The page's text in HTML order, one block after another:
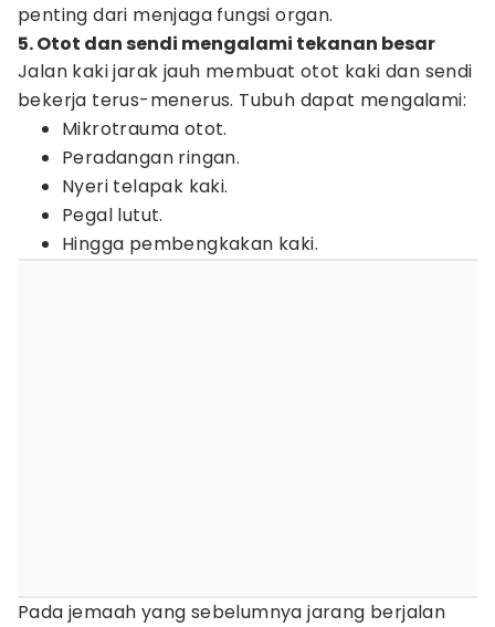
penting dari menjaga fungsi organ.
5. Otot dan sendi mengalami tekanan besar
Jalan kaki jarak jauh membuat otot kaki dan sendi
bekerja terus-menerus. Tubuh dapat mengalami:
Mikrotrauma otot.
Peradangan ringan.
Nyeri telapak kaki.
Pegal lutut.
Hingga pembengkakan kaki.
Pada jemaah yang sebelumnya jarang berjalan